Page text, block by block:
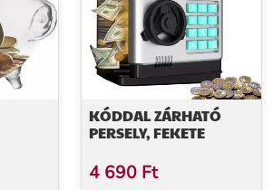
KÓDDAL ZÁRHATÓ
PERSELY, FEKETE
4 690 Ft